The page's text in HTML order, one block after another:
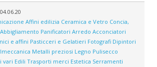
04.06.20
Affini edilizia Ceramica e Vetro Concia,
Abbigliamento Panificatori Arredo Acconciatori
e affini Pasticceri e Gelatieri Fotografi Dipintori
Metalli preziosi Legno Pulisecco
vari Edili Trasporti merci Estetica Serramenti